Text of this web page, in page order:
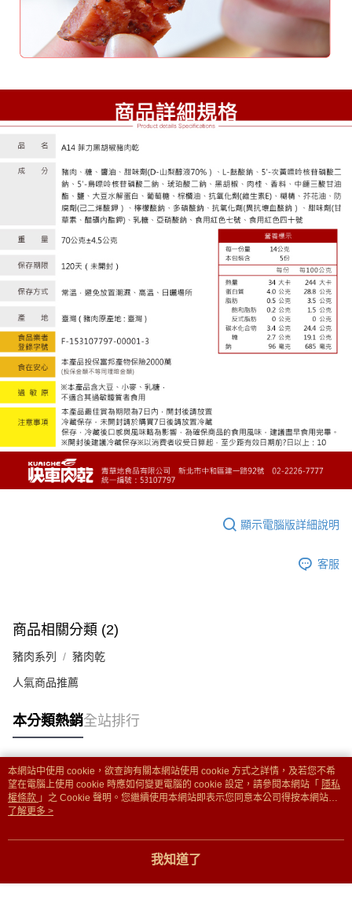
顯示電腦版詳細說明
客服
商品相關分類 (2)
豬肉系列 豬肉乾
人氣商品推薦
本分類熱銷全站排行
熱門標籤
本網站中使用 cookie，欲查詢有關本網站使用 cookie 方式之詳情，及若您不希
望在電腦上使用 cookie 時應如何變更電腦的 cookie 設定，請參閱本網站「 隱私
權條款 」之 Cookie 聲明。您繼續使用本網站即表示您同意本公司得按本網站使
用條款之 Cookie 聲明使用 cookie。
了解更多 >
我知道了